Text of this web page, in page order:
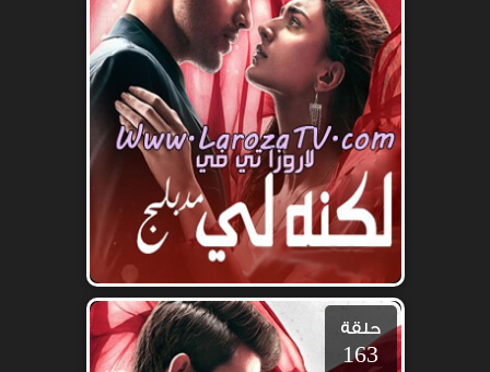
حلقة
163